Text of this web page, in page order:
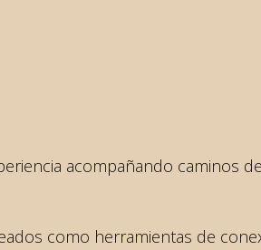
acompañando caminos de
como herramientas de